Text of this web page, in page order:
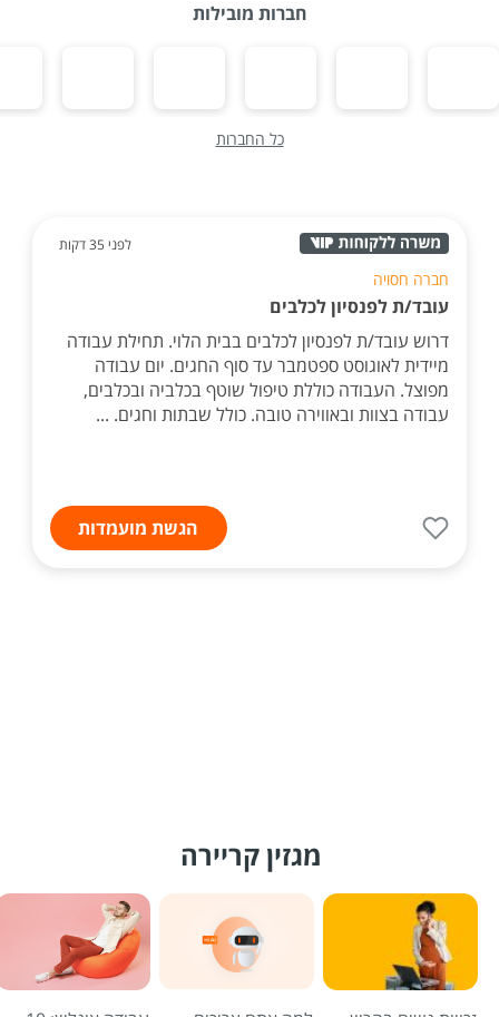
חברות מובילות
כל החברות
לפני 35 דקות
חברה חסויה
עובד/ת לפנסיון לכלבים
דרוש עובד/ת לפנסיון לכלבים בבית הלוי. תחילת עבודה
מיידית לאוגוסט ספטמבר עד סוף החגים. יום עבודה
מפוצל. העבודה כוללת טיפול שוטף בכלביה ובכלבים,
עבודה בצוות ובאווירה טובה. כולל שבתות וחגים. ...
הגשת מועמדות
מגזין קריירה